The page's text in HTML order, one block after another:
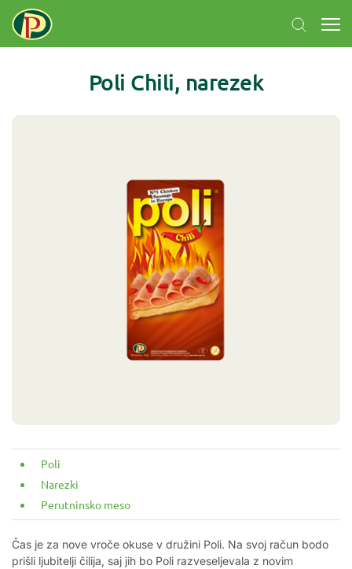
Poli Chili, narezek
Poli
Narezki
Perutninsko meso
Čas je za nove vroče okuse v družini Poli. Na svoj račun bodo
prišli ljubitelji čilija, saj jih bo Poli razveseljevala z novim